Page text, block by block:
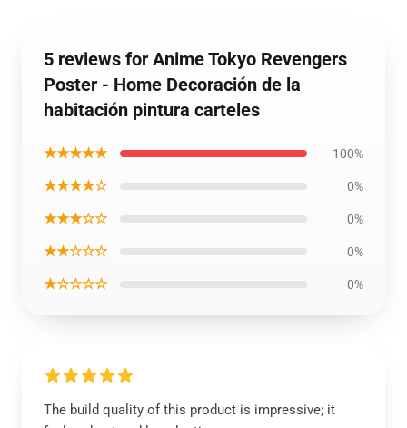
5 reviews for Anime Tokyo Revengers
Poster - Home Decoración de la
habitación pintura carteles
★★★★★ 100%
★★★★☆ 0%
★★★☆☆ 0%
★★☆☆☆ 0%
★☆☆☆☆ 0%
The build quality of this product is impressive; it